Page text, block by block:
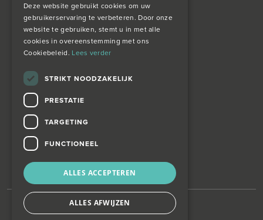
over ons
© Wagemans Wonen
Deze website gebruikt cookies om uw
gebruikerservaring te verbeteren. Door onze
website te gebruiken, stemt u in met alle
cookies in overeenstemming met ons
Cookiebeleid. Lees verder
STRIKT NOODZAKELIJK
PRESTATIE
TARGETING
FUNCTIONEEL
ALLES ACCEPTEREN
ALLES AFWIJZEN